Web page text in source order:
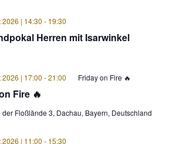
Herren mit Isarwinkel
2026 | 14:30 - 19:30
Fire 🔥
2026 | 17:00 -21:00 Friday on Fire 🔥
der Floßlände 3, Dachau, Bayern, Deutschland
2026 | 11:00 - 15:30